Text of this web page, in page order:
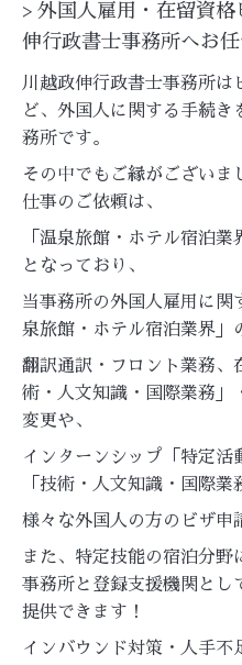
> 外国人雇用・在留資
伸行政書士事務所へお
川越政伸行政書士事務所は
ど、外国人に関する手続
務所です。
その中でもご縁がございま
仕事のご依頼は、
「温泉旅館・ホテル宿泊
となっており、
当事務所の外国人雇用に関
泉旅館・ホテル宿泊業界」
翻訳通訳・フロント業務、
術・人文知識・国際業務」
変更や、
インターンシップ「特定活
「技術・人文知識・国際業
様々な外国人の方のビザ申
また、特定技能の宿泊分
事務所と登録支援機関とし
提供できます！
インバウンド対策・人手不